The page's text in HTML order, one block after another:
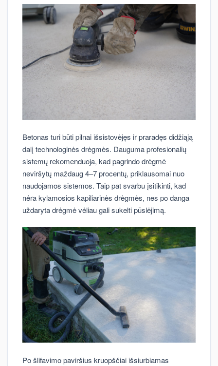
Betonas turi būti pilnai išsistovėjęs ir praradęs didžiąją
dalį technologinės drėgmės. Dauguma profesionalių
sistemų rekomenduoja, kad pagrindo drėgmė
neviršytų maždaug 4–7 procentų, priklausomai nuo
naudojamos sistemos. Taip pat svarbu įsitikinti, kad
nėra kylamosios kapiliarinės drėgmės, nes po danga
uždaryta drėgmė vėliau gali sukelti pūslėjimą.
Po šlifavimo paviršius kruopščiai išsiurbiamas